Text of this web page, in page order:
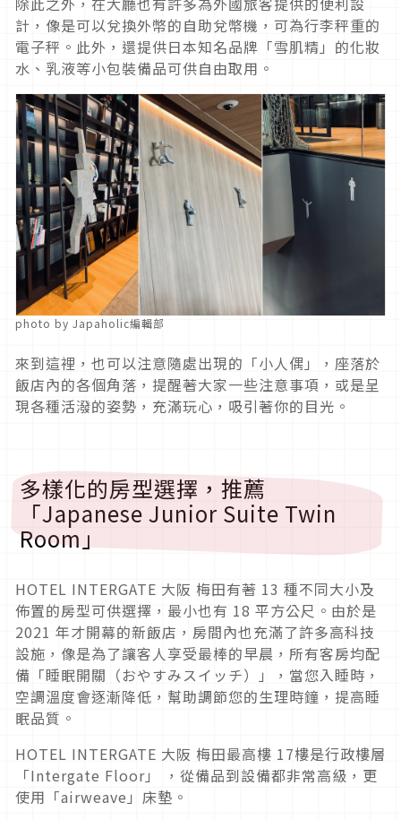
計，像是可以兌換外幣的自助兌幣機，可為行李秤重的
電子秤。此外，還提供日本知名品牌「雪肌精」的化妝
水、乳液等小包裝備品可供自由取用。
photo by Japaholic編輯部
來到這裡，也可以注意隨處出現的「小人偶」，座落於
飯店內的各個角落，提醒著大家一些注意事項，或是呈
現各種活潑的姿勢，充滿玩心，吸引著你的目光。
多樣化的房型選擇，推薦
「Japanese Junior Suite Twin
Room」
HOTEL INTERGATE 大阪 梅田有著 13 種不同大小及
佈置的房型可供選擇，最小也有 18 平方公尺。由於是
2021 年才開幕的新飯店，房間內也充滿了許多高科技
設施，像是為了讓客人享受最棒的早晨，所有客房均配
備「睡眠開關（おやすみスイッチ）」，當您入睡時，
空調溫度會逐漸降低，幫助調節您的生理時鐘，提高睡
眠品質。
HOTEL INTERGATE 大阪 梅田最高樓 17樓是行政樓層
「Intergate Floor」 ，從備品到設備都非常高級，更
使用「airweave」床墊。